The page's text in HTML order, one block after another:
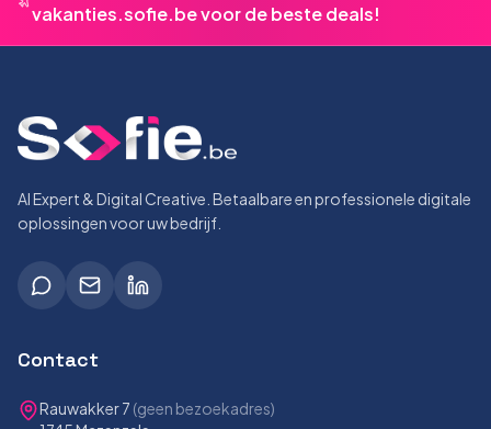
vakanties.sofie.be voor de beste deals!
AI Expert & Digital Creative. Betaalbare en professionele digitale
oplossingen voor uw bedrijf.
Contact
Rauwakker 7 (geen bezoekadres)